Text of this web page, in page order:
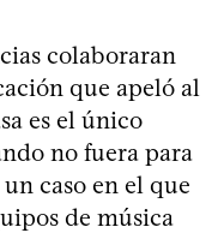
colaboraran
que apeló al
es el único
no fuera para
caso en el que
de música